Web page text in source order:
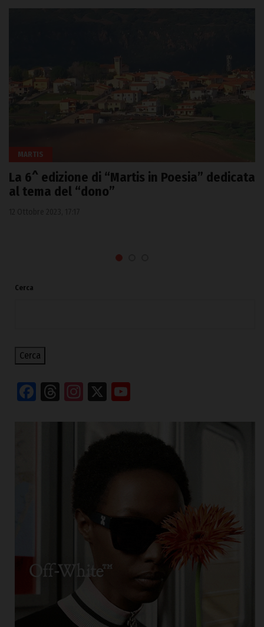
MARTIS
La 6^ edizione di “Martis in Poesia” dedicata
al tema del “dono”
Cerca
Cerca
Facebook
Threads
Instagram
X